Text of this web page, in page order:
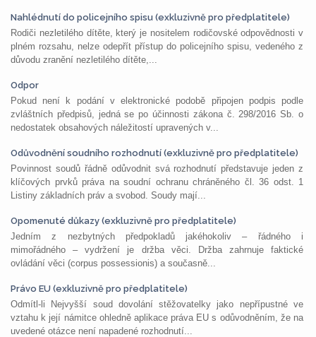
Nahlédnutí do policejního spisu (exkluzivně pro předplatitele)
Rodiči nezletilého dítěte, který je nositelem rodičovské odpovědnosti v
plném rozsahu, nelze odepřít přístup do policejního spisu, vedeného z
důvodu zranění nezletilého dítěte,...
Odpor
Pokud není k podání v elektronické podobě připojen podpis podle
zvláštních předpisů, jedná se po účinnosti zákona č. 298/2016 Sb. o
nedostatek obsahových náležitostí upravených v...
Odůvodnění soudního rozhodnutí (exkluzivně pro předplatitele)
Povinnost soudů řádně odůvodnit svá rozhodnutí představuje jeden z
klíčových prvků práva na soudní ochranu chráněného čl. 36 odst. 1
Listiny základních práv a svobod. Soudy mají...
Opomenuté důkazy (exkluzivně pro předplatitele)
Jedním z nezbytných předpokladů jakéhokoliv – řádného i
mimořádného – vydržení je držba věci. Držba zahrnuje faktické
ovládání věci (corpus possessionis) a současně...
Právo EU (exkluzivně pro předplatitele)
Odmítl-li Nejvyšší soud dovolání stěžovatelky jako nepřípustné ve
vztahu k její námitce ohledně aplikace práva EU s odůvodněním, že na
uvedené otázce není napadené rozhodnutí...